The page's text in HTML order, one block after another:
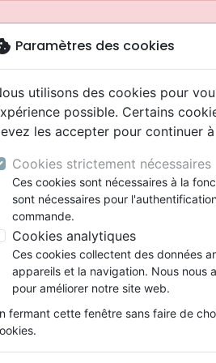
Nouveautés
Testaments
ansLatino, Folk
Soul
animés
conférences
depuis votre pays (United
- Segond 21 et autres versions -
Paramètres des cookies
utilisons des cookies pour
possible. Certains
les accepter pour continuer
Cookies strictement nécessaires
Ces cookies sont nécessaires à la
sont nécessaires pour
commande.
Cookies analytiques
Ces cookies collectent des données
appareils et la navigation. Nous nous
pour améliorer notre site web.
fermant cette fenêtre sans faire de